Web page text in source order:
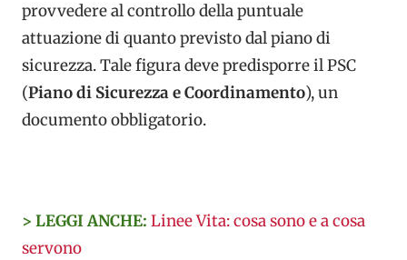
provvedere al controllo della puntuale
attuazione di quanto previsto dal piano di
sicurezza. Tale figura deve predisporre il PSC
(Piano di Sicurezza e Coordinamento), un
documento obbligatorio.
> LEGGI ANCHE: Linee Vita: cosa sono e a cosa
servono